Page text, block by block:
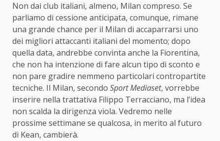
Non dai club italiani, almeno, Milan compreso. Se
parliamo di cessione anticipata, comunque, rimane
una grande chance per il Milan di accaparrarsi uno
dei migliori attaccanti italiani del momento; dopo
quella data, andrebbe convinta anche la Fiorentina,
che non ha intenzione di fare alcun tipo di sconto e
non pare gradire nemmeno particolari contropartite
tecniche. Il Milan, secondo Sport Mediaset, vorrebbe
inserire nella trattativa Filippo Terracciano, ma l’idea
non scalda la dirigenza viola. Vedremo nelle
prossime settimane se qualcosa, in merito al futuro
di Kean, cambierà.